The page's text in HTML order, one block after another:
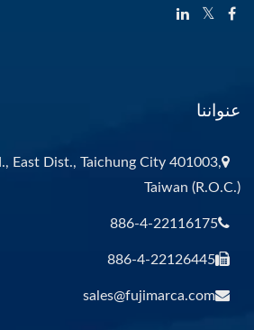
عنواننا
East Dist., Taichung City 401003,
Taiwan (R.O.C.)
886-4-22116175
886-4-22126445
sales@fujimarca.com